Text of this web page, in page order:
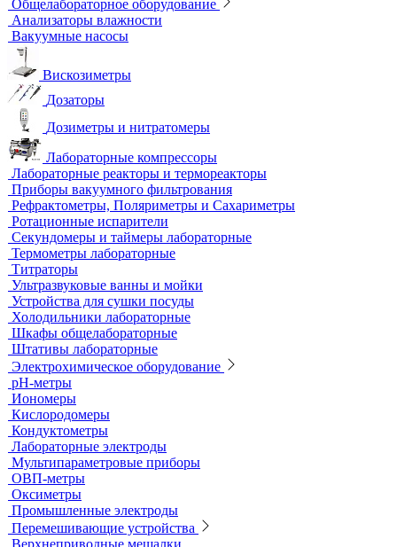
Тепловизоры
Термометры контактные
Общелабораторное оборудование
Анализаторы влажности
Вакуумные насосы
Вискозиметры
Дозаторы
Дозиметры и нитратомеры
Лабораторные компрессоры
Лабораторные реакторы и термореакторы
Приборы вакуумного фильтрования
Рефрактометры, Поляриметры и Сахариметры
Ротационные испарители
Секундомеры и таймеры лабораторные
Термометры лабораторные
Титраторы
Ультразвуковые ванны и мойки
Устройства для сушки посуды
Холодильники лабораторные
Шкафы общелабораторные
Штативы лабораторные